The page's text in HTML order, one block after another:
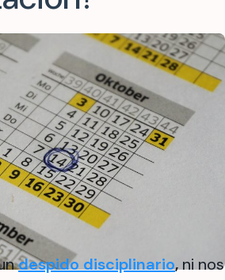
despido disciplinario,ni nos